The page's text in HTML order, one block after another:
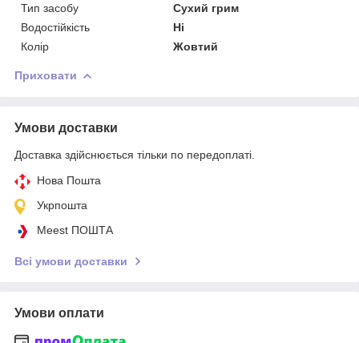
Тип засобу
Сухий грим
Водостійкість
Ні
Колір
Жовтий
Приховати
Умови доставки
Доставка здійснюється тільки по передоплаті.
Нова Пошта
Укрпошта
Meest ПОШТА
Всі умови доставки
Умови оплати